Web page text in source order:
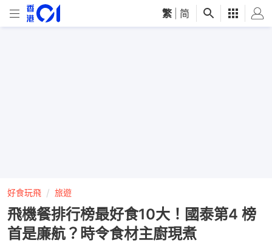
繁 简
好食玩飛 旅遊
飛機餐排行榜最好食10大！國泰第4 榜
首是廉航？時令食材主廚現煮